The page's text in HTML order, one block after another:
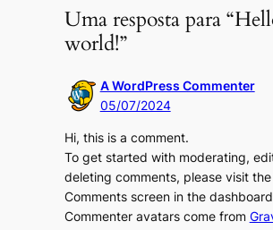
Uma resposta para
world!”
A WordPress Commenter
05/07/2024
Hi, this is a comment.
To get started with moderating,
deleting comments, please visit the
Comments screen in the
Commenter avatars come from